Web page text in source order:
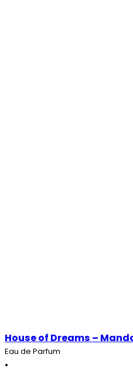
House of Dreams –
Eau de Parfum
•